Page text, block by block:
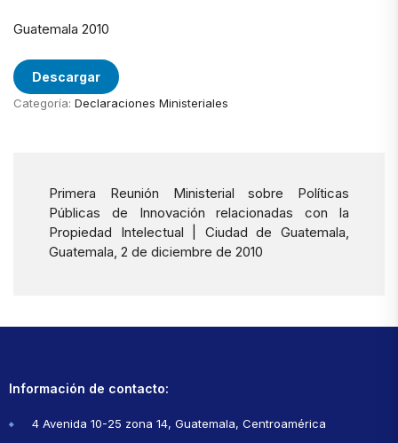
Guatemala 2010
Descargar
Categoría: Declaraciones Ministeriales
Primera Reunión Ministerial sobre Políticas
Públicas de Innovación relacionadas con la
Propiedad Intelectual | Ciudad de Guatemala,
Guatemala, 2 de diciembre de 2010
Información de contacto:
4 Avenida 10-25 zona 14, Guatemala, Centroamérica